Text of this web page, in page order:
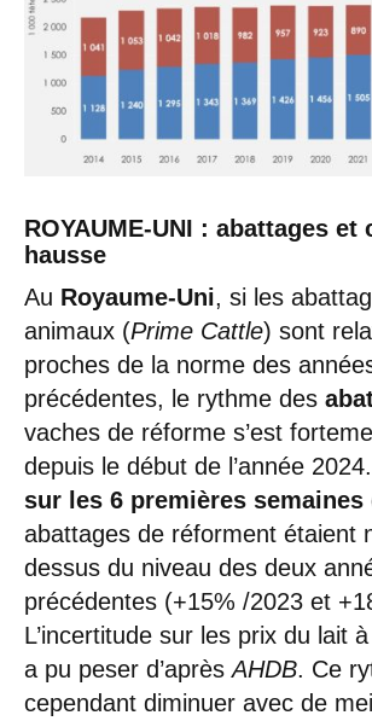
ROYAUME-UNI : abattages et
hausse
Au Royaume-Uni, si les
animaux (Prime Cattle) sont
proches de la norme des
précédentes, le rythme des
vaches de réforme s’est
depuis le début de l’année
sur les 6 premières semaines
abattages de réforment étaient
dessus du niveau des deux
précédentes (+15% /2023 et
L’incertitude sur les prix du lait
a pu peser d’aprèsAHDB. Ce
cependant diminuer avec de